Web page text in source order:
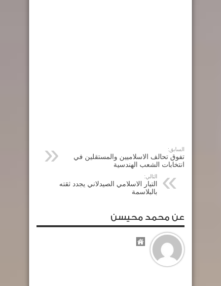
السابق:
تفوق تحالف الاسلاميين والمستقلين في
انتخابات الشعب الهندسية
التالي:
التيار الاسلامي الصيدلاني يجدد ثقته
بالبلاسمة
عن محمد محيسن